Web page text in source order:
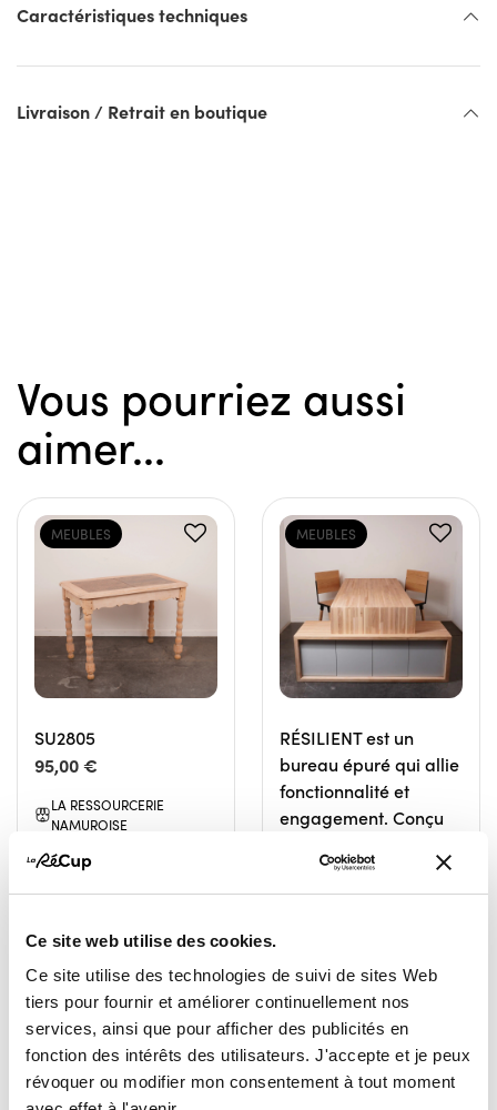
Ce site web utilise des cookies.
Ce site utilise des technologies de suivi de sites Web
tiers pour fournir et améliorer continuellement nos
services, ainsi que pour afficher des publicités en
fonction des intérêts des utilisateurs. J'accepte et je peux
révoquer ou modifier mon consentement à tout moment
Caractéristiques techniques
Livraison / Retrait en boutique
Vous pourriez aussi
aimer...
MEUBLES
SU2805
95,00 €
LA RESSOURCERIE
NAMUROISE
NAMUR
MEUBLES
RÉSILIENT est un
bureau épuré qui allie
fonctionnalité et
engagement. Conçu
atelier de menuiserie,
Il intègre des solutions
ligne sobre et
élégante.
2 970,00 €
LA RESSOURCERIE
NAMUROISE